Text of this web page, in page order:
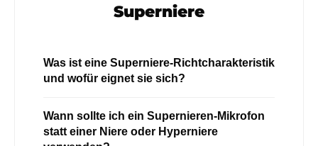
Superniere
Was ist eine Superniere-Richtcharakteristik
und wofür eignet sie sich?
Wann sollte ich ein Supernieren-Mikrofon
statt einer Niere oder Hyperniere